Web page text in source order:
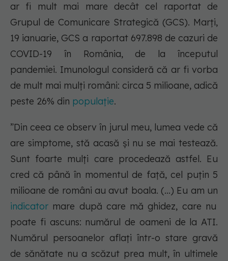
ar fi mult mai mare decât cel raportat de
Grupul de Comunicare Strategică (GCS). Marți,
19 ianuarie, GCS a raportat 697.898 de cazuri de
COVID-19 în România, de la începutul
pandemiei. Imunologul consideră că ar fi vorba
de mult mai mulți români: circa 5 milioane, adică
peste 26% din populație.
”Din ceea ce observ în jurul meu, lumea vede că
are simptome, stă acasă și nu se mai testează.
Sunt foarte mulți care procedează astfel. Eu
cred că până în momentul de față, cel puțin 5
milioane de români au avut boala. (...) Eu am un
indicator mare după care mă ghidez, care nu
poate fi ascuns: numărul de oameni de la ATI.
Numărul persoanelor aflați într-o stare gravă
de sănătate nu a scăzut prea mult, în ultimele